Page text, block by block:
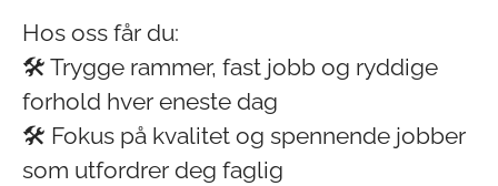
Hos oss får du:
🛠️ Trygge rammer, fast jobb og ryddige
forhold hver eneste dag
🛠️ Fokus på kvalitet og spennende jobber
som utfordrer deg faglig